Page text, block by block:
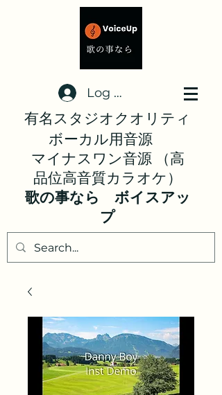
Log In
有名スタジオクオリティ
ボーカル用音源
マイナスワン音源 （高
品位高音質カラオケ）
歌の事なら ボイスアッ
プ